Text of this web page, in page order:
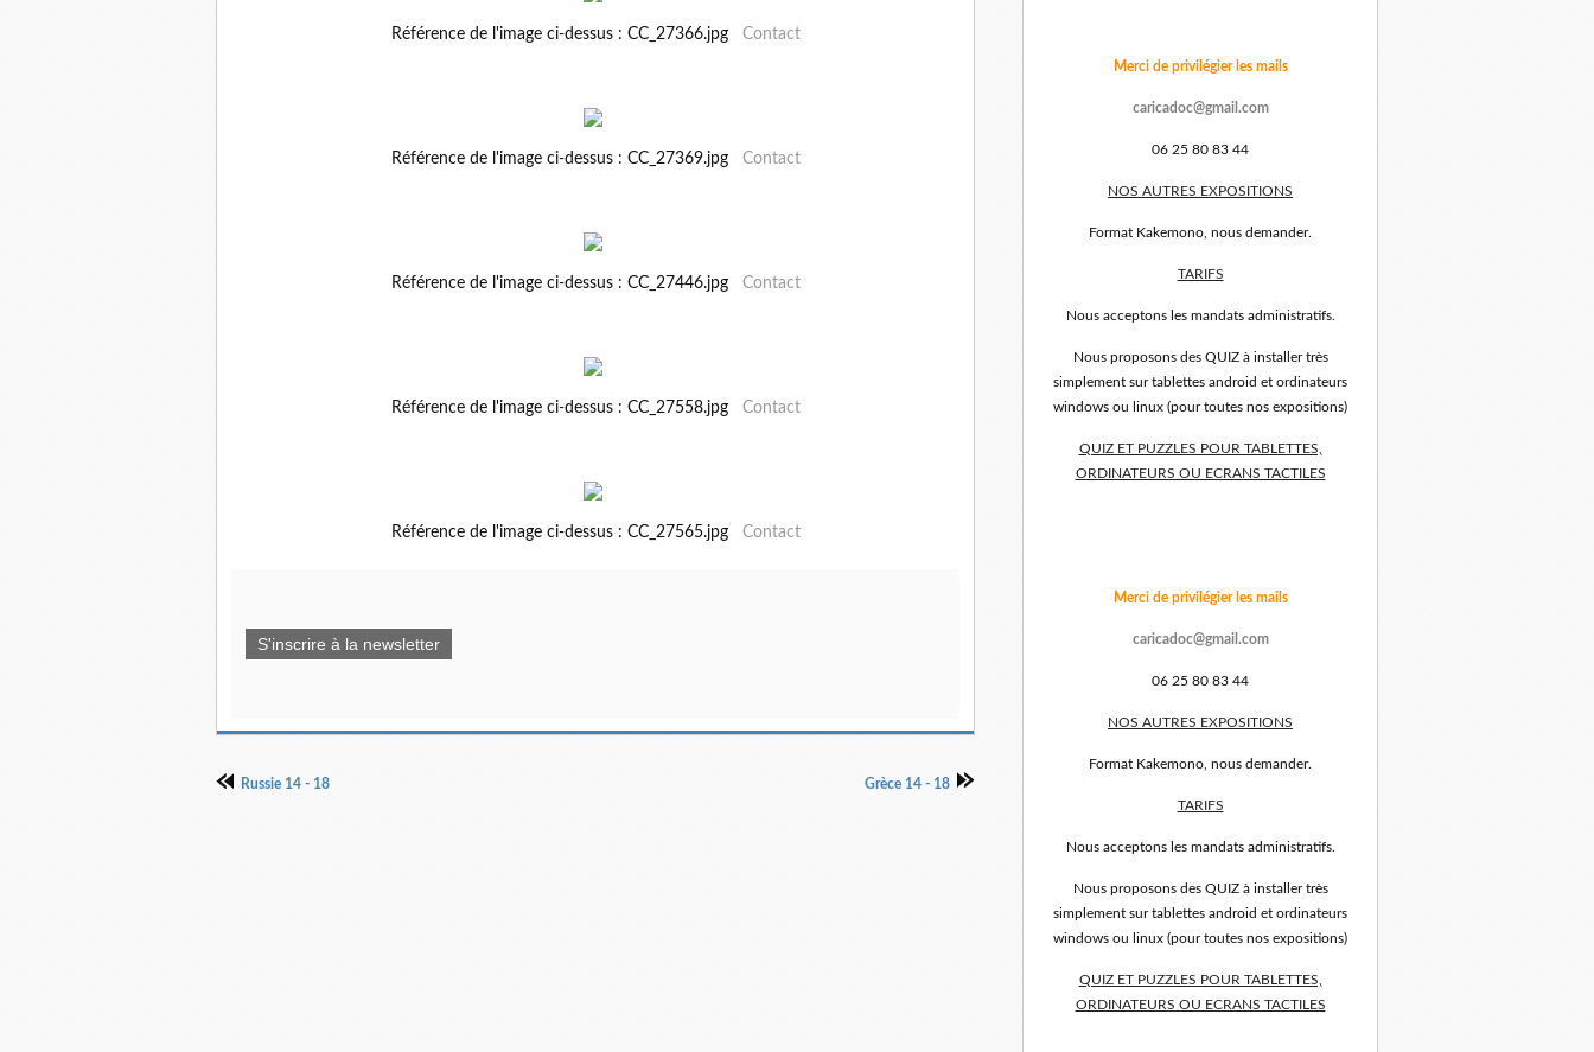
Référence de l'image ci-dessus : CC_27366.jpg Contact
Référence de l'image ci-dessus : CC_27369.jpg Contact
Référence de l'image ci-dessus : CC_27446.jpg Contact
Référence de l'image ci-dessus : CC_27558.jpg Contact
Référence de l'image ci-dessus : CC_27565.jpg Contact
S'inscrire à la newsletter
Russie 14 - 18 Grèce 14 - 18
Merci de privilégier les mails
caricadoc@gmail.com
06 25 80 83 44
NOS AUTRES EXPOSITIONS
Format Kakemono, nous demander.
TARIFS
Nous acceptons les mandats administratifs.
Nous proposons des QUIZ à installer très
simplement sur tablettes android et ordinateurs
windows ou linux (pour toutes nos expositions)
QUIZ ET PUZZLES POUR TABLETTES,
ORDINATEURS OU ECRANS TACTILES
Merci de privilégier les mails
caricadoc@gmail.com
06 25 80 83 44
NOS AUTRES EXPOSITIONS
Format Kakemono, nous demander.
TARIFS
Nous acceptons les mandats administratifs.
Nous proposons des QUIZ à installer très
simplement sur tablettes android et ordinateurs
windows ou linux (pour toutes nos expositions)
QUIZ ET PUZZLES POUR TABLETTES,
ORDINATEURS OU ECRANS TACTILES